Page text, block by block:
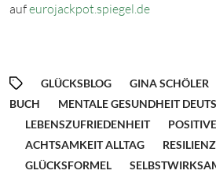
aufeurojackpot.spiegel.de
GLÜCKSBLOG GINA SCHÖLER
BUCH
MENTALE GESUNDHEIT
LEBENSZUFRIEDENHEIT
ACHTSAMKEIT ALLTAG
GLÜCKSFORMEL